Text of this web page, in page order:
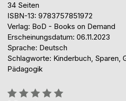
34 Seiten
ISBN-13: 9783757851972
Verlag: BoD - Books on Demand
Erscheinungsdatum: 06.11.2023
Sprache: Deutsch
Schlagworte: Kinderbuch, Sparen,
Pädagogik
Bewertung::